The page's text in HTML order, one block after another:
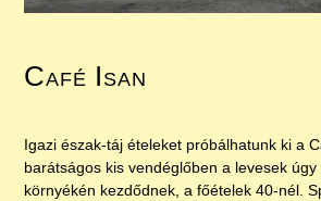
Café Isan
Igazi észak-táj ételeket próbálhatunk ki a
barátságos kis vendéglőben a levesek úgy
környékén kezdődnek, a főételek 40-nél.